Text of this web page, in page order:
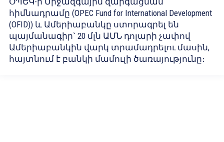
հիմնադրամը (OPEC Fund for International Development
(OFID)) և Ամերիաբանկը ստորագրել են
պայմանագիր` 20 մլն ԱՄՆ դոլարի չափով
Ամերիաբանկին վարկ տրամադրելու մասին,
հայտնում է բանկի մամուլի ծառայությունը։